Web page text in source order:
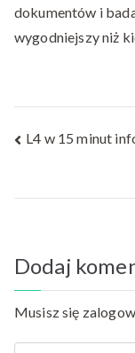
dokumentów i
wygodniejszy niż
L4 w 15 minut
Dodaj
Musisz się